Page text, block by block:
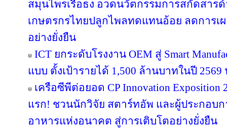
สมุนไพรเรือธง อวดนวัตกรรมการสกัดสารด้
เกษตรกรไทยปลูกไพลทดแทนอ้อย ลดการเ
อย่างยั่งยืน
ICT ยกระดับโรงงาน OEM สู่ Smart
แบบ ตั้งเป้ารายได้ 1,500 ล้านบาทในปี
เครือซีพีต่อยอด CP Innovation Exposition
แรก! ชวนนักวิจัย สตาร์ทอัพ และผู้ประกอบ
อาหารแห่งอนาคต สู่การเติบโตอย่างยั่งยืน